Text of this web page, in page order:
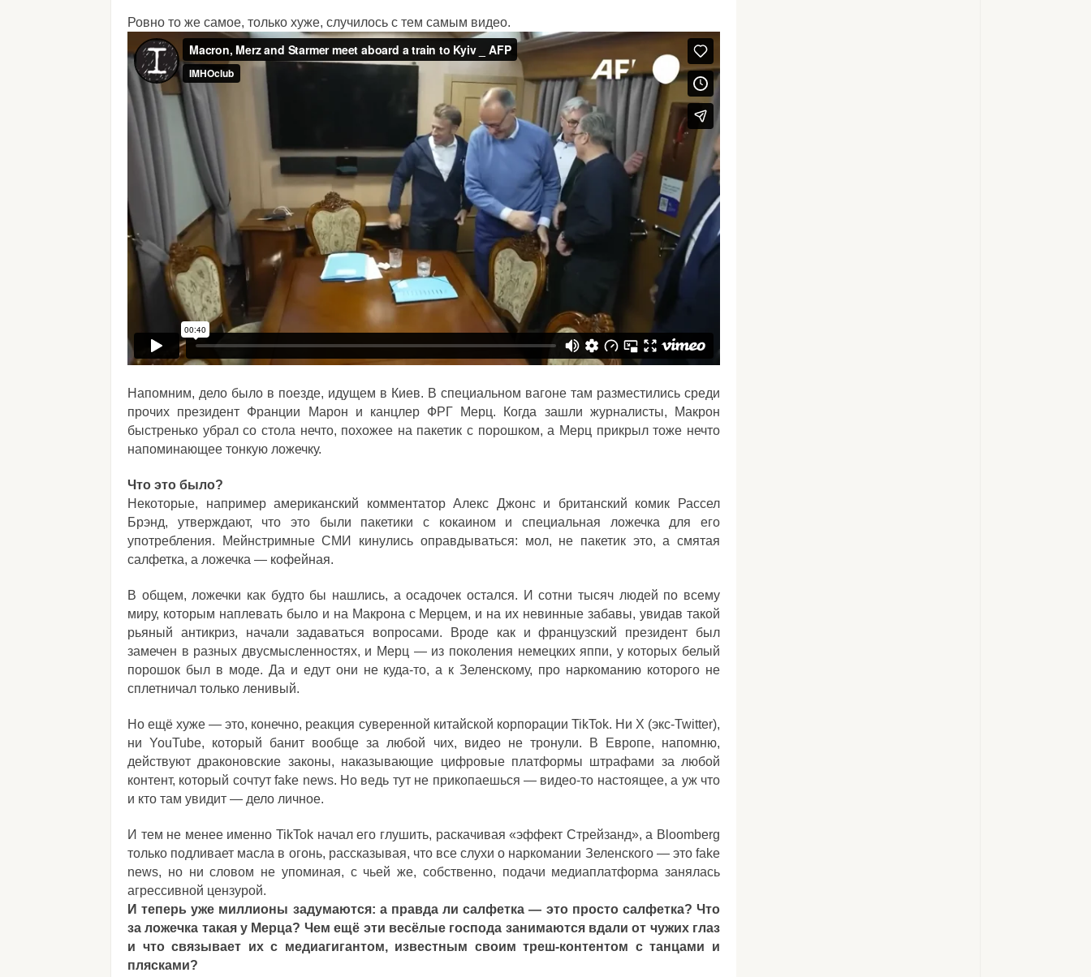
Ровно то же самое, только хуже, случилось с тем самым видео.
Напомним, дело было в поезде, идущем в Киев. В специальном вагоне там разместились среди
прочих президент Франции Марон и канцлер ФРГ Мерц. Когда зашли журналисты, Макрон
быстренько убрал со стола нечто, похожее на пакетик с порошком, а Мерц прикрыл тоже нечто
напоминающее тонкую ложечку.
Что это было?
Некоторые, например американский комментатор Алекс Джонс и британский комик Рассел
Брэнд, утверждают, что это были пакетики с кокаином и специальная ложечка для его
употребления. Мейнстримные СМИ кинулись оправдываться: мол, не пакетик это, а смятая
салфетка, а ложечка — кофейная.
В общем, ложечки как будто бы нашлись, а осадочек остался. И сотни тысяч людей по всему
миру, которым наплевать было и на Макрона с Мерцем, и на их невинные забавы, увидав такой
рьяный антикриз, начали задаваться вопросами. Вроде как и французский президент был
замечен в разных двусмысленностях, и Мерц — из поколения немецких яппи, у которых белый
порошок был в моде. Да и едут они не куда-то, а к Зеленскому, про наркоманию которого не
сплетничал только ленивый.
Но ещё хуже — это, конечно, реакция суверенной китайской корпорации TikTok. Ни Х (экс-Twitter),
ни YouTube, который банит вообще за любой чих, видео не тронули. В Европе, напомню,
действуют драконовские законы, наказывающие цифровые платформы штрафами за любой
контент, который сочтут fake news. Но ведь тут не прикопаешься — видео-то настоящее, а уж что
и кто там увидит — дело личное.
И тем не менее именно TikTok начал его глушить, раскачивая «эффект Стрейзанд», а Bloomberg
только подливает масла в огонь, рассказывая, что все слухи о наркомании Зеленского — это fake
news, но ни словом не упоминая, с чьей же, собственно, подачи медиаплатформа занялась
агрессивной цензурой.
И теперь уже миллионы задумаются: а правда ли салфетка — это просто салфетка? Что
за ложечка такая у Мерца? Чем ещё эти весёлые господа занимаются вдали от чужих глаз
и что связывает их с медиагигантом, известным своим треш-контентом с танцами и
плясками?